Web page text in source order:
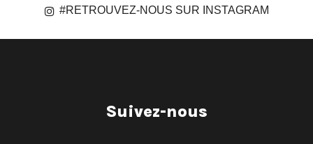
#RETROUVEZ-NOUS SUR INSTAGRAM
Suivez-nous